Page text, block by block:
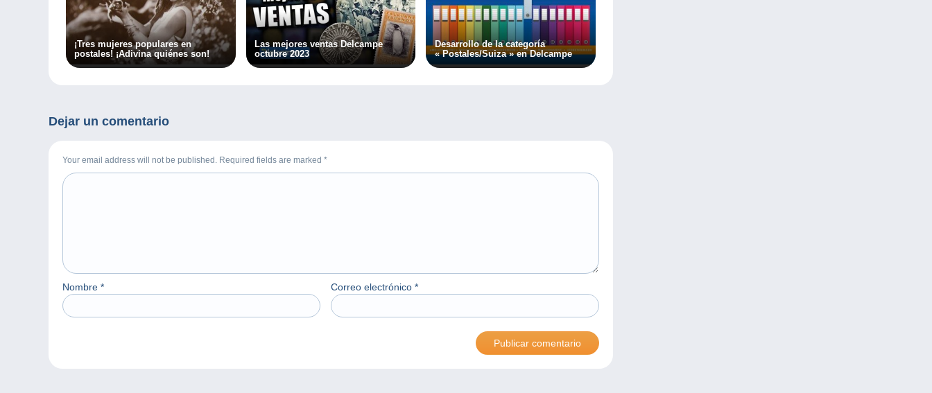
¡Tres mujeres populares en
postales! ¡Adivina quiénes son!
Las mejores ventas Delcampe
octubre 2023
Desarrollo de la categoría
« Postales/Suiza » en Delcampe
Dejar un comentario
Your email address will not be published. Required fields are marked *
Nombre * Correo electrónico *